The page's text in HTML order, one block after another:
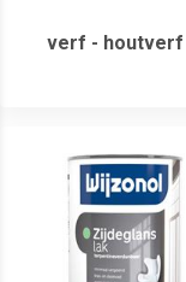
verf - houtverf